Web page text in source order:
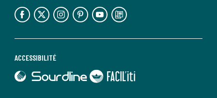
ACCESSIBILITÉ
lien vers Faciliti
lien vers l'espace réseaux sociaux lien vers l'espace réseaux sociaux lien vers l'espace réseaux sociaux lien vers l'espace réseaux sociaux lien vers l'espace réseaux sociaux lien vers le blog la redoute